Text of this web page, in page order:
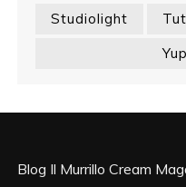
Studiolight
Blog Il Murrillo Cream